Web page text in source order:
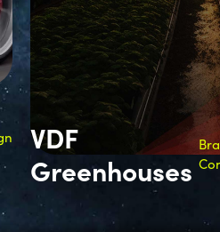
Blijdorp
Rotterdam Zoo